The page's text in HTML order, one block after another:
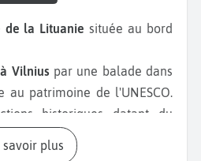
de la Lituanie située au bord
Vilnius par une balade dans
au patrimoine de l'UNESCO.
historiques datant du
vous dans les ruelles.
terrasse dans l'un des
savoir plus